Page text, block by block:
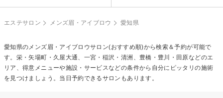
エステサロン メンズ眉・アイブロウ 愛知県
愛知県の メンズ眉・アイブロウサロン(おすすめ順)から検索＆予約が可能で
す。栄・矢場町・久屋大通、一宮・稲沢・清洲、豊橋・豊川・田原などのエ
リア、得意メニューや施設・サービスなどの条件から自分にピッタリの施術
を見つけましょう。当日予約できるサロンもあります。